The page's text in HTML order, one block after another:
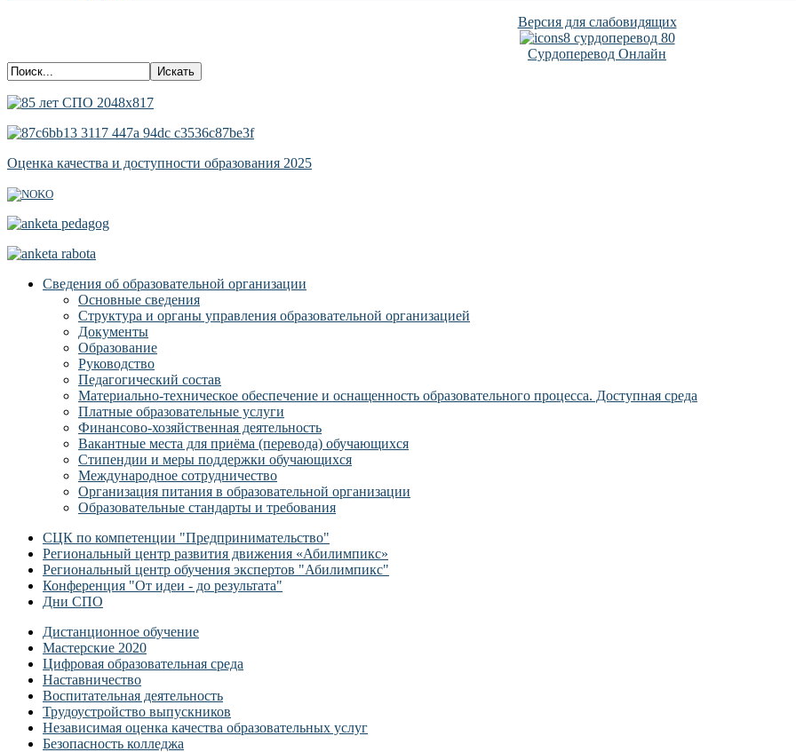
Версия для слабовидящих
Сурдоперевод Онлайн
Оценка качества и доступности образования 2025
Сведения об образовательной организации
Основные сведения
Структура и органы управления образовательной организацией
Документы
Образование
Руководство
Педагогический состав
Материально-техническое обеспечение и оснащенность образовательного процесса. Доступная среда
Платные образовательные услуги
Финансово-хозяйственная деятельность
Вакантные места для приёма (перевода) обучающихся
Стипендии и меры поддержки обучающихся
Международное сотрудничество
Организация питания в образовательной организации
Образовательные стандарты и требования
СЦК по компетенции "Предпринимательство"
Региональный центр развития движения «Абилимпикс»
Региональный центр обучения экспертов "Абилимпикс"
Конференция "От идеи - до результата"
Дни СПО
Дистанционное обучение
Мастерские 2020
Цифровая образовательная среда
Наставничество
Воспитательная деятельность
Трудоустройство выпускников
Независимая оценка качества образовательных услуг
Безопасность колледжа